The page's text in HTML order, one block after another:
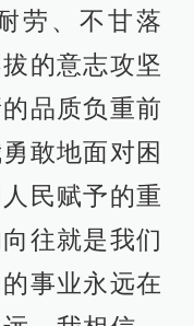
劳、不甘落
的意志攻坚
品质负重前
敢地面对困
民赋予的重
往就是我们
事业永远在